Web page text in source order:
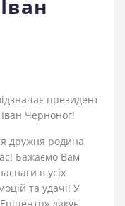
президент
Черноног!
дружня родина
Бажаємо Вам
в усіх
та удачі! У